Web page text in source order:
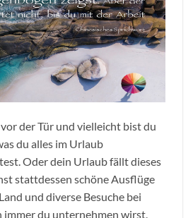
der Tür und vielleicht bist du
du alles im Urlaub
Oder dein Urlaub fällt dieses
stattdessen schöne Ausflüge
und diverse Besuche bei
immer du unternehmen wirst,